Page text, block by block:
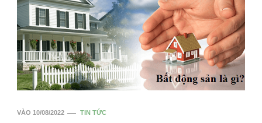
VÀO 10/08/2022 TIN TỨC